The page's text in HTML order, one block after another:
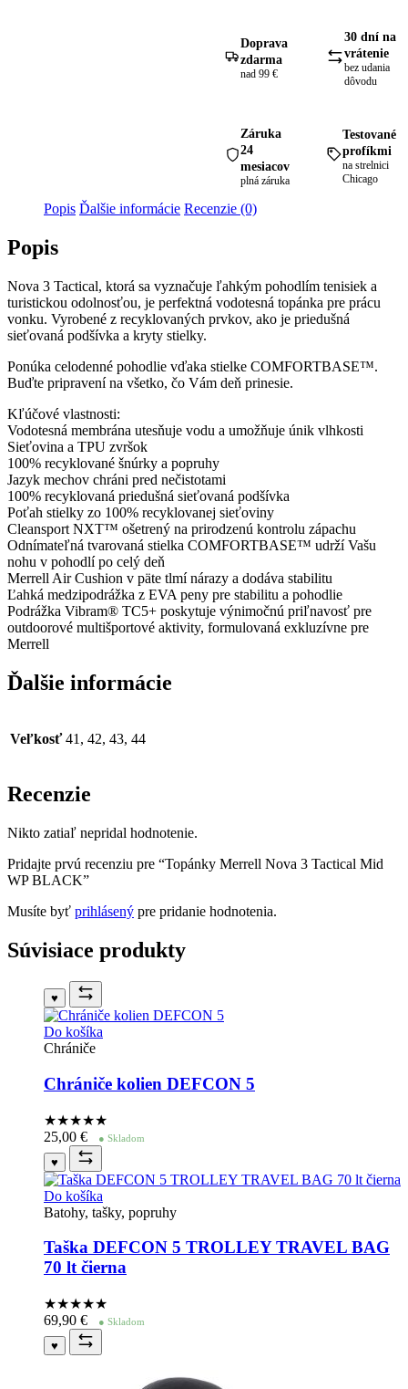
Doprava
zdarma
nad 99 €
30 dní na
vrátenie
bez udania
dôvodu
Záruka
24
mesiacov
plná záruka
Testované
profíkmi
na strelnici
Chicago
Popis Ďalšie informácie Recenzie (0)
Popis
Nova 3 Tactical, ktorá sa vyznačuje ľahkým pohodlím tenisiek a
turistickou odolnosťou, je perfektná vodotesná topánka pre prácu
vonku. Vyrobené z recyklovaných prvkov, ako je priedušná
sieťovaná podšívka a kryty stielky.
Ponúka celodenné pohodlie vďaka stielke COMFORTBASE™.
Buďte pripravení na všetko, čo Vám deň prinesie.
Kľúčové vlastnosti:
Vodotesná membrána utesňuje vodu a umožňuje únik vlhkosti
Sieťovina a TPU zvršok
100% recyklované šnúrky a popruhy
Jazyk mechov chráni pred nečistotami
100% recyklovaná priedušná sieťovaná podšívka
Poťah stielky zo 100% recyklovanej sieťoviny
Cleansport NXT™ ošetrený na prirodzenú kontrolu zápachu
Odnímateľná tvarovaná stielka COMFORTBASE™ udrží Vašu
nohu v pohodlí po celý deň
Merrell Air Cushion v päte tlmí nárazy a dodáva stabilitu
Ľahká medzipodrážka z EVA peny pre stabilitu a pohodlie
Podrážka Vibram® TC5+ poskytuje výnimočnú priľnavosť pre
outdoorové multišportové aktivity, formulovaná exkluzívne pre
Merrell
Ďalšie informácie
Veľkosť 41, 42, 43, 44
Recenzie
Nikto zatiaľ nepridal hodnotenie.
Pridajte prvú recenziu pre “Topánky Merrell Nova 3 Tactical Mid
WP BLACK”
Musíte byť prihlásený pre pridanie hodnotenia.
Súvisiace produkty
♥
Do košíka
Chrániče
Chrániče kolien DEFCON 5
★★★★★
25,00 € ● Skladom
♥
Do košíka
Batohy, tašky, popruhy
Taška DEFCON 5 TROLLEY TRAVEL BAG
70 lt čierna
★★★★★
69,90 € ● Skladom
♥